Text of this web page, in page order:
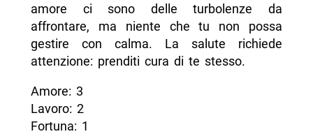
amore ci sono delle turbolenze da
affrontare, ma niente che tu non possa
gestire con calma. La salute richiede
attenzione: prenditi cura di te stesso.
Amore: 3
Lavoro: 2
Fortuna: 1